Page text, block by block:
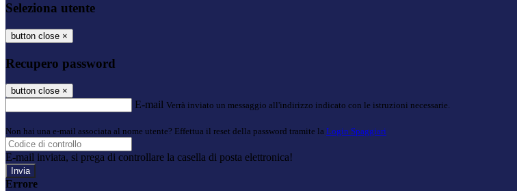
Seleziona utente
button close ×
Recupero password
button close ×
E-mail Verrà inviato un messaggio all'indirizzo indicato con le istruzioni necessarie.
Non hai una e-mail associata al nome utente? Effettua il reset della password tramite la Login Spaggiari
E-mail inviata, si prega di controllare la casella di posta elettronica!
Errore